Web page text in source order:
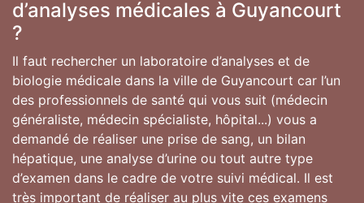
d’analyses médicales à Guyancourt
?
Il faut rechercher un laboratoire d’analyses et de
biologie médicale dans la ville de Guyancourt car l’un
des professionnels de santé qui vous suit (médecin
généraliste, médecin spécialiste, hôpital...) vous a
demandé de réaliser une prise de sang, un bilan
hépatique, une analyse d’urine ou tout autre type
d’examen dans le cadre de votre suivi médical. Il est
très important de réaliser au plus vite ces examens